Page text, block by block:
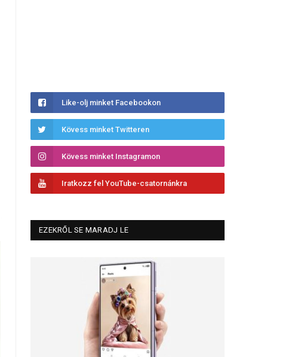
Like-olj minket Facebookon
Kövess minket Twitteren
Kövess minket Instagramon
Iratkozz fel YouTube-csatornánkra
EZEKRŐL SE MARADJ LE